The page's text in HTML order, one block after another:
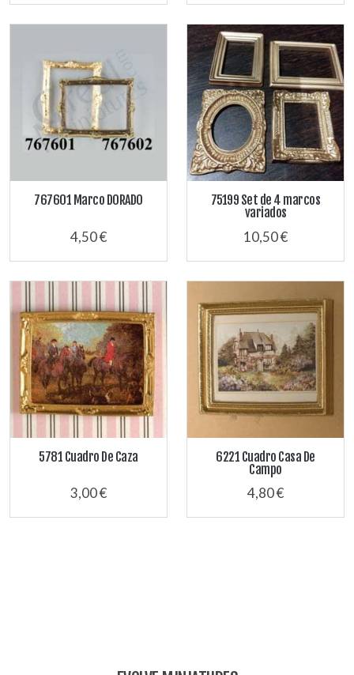
767601 Marco DORADO
4,50 €
75199 Set de 4 marcos
variados
10,50 €
5781 Cuadro De Caza
3,00 €
6221 Cuadro Casa De
Campo
4,80 €